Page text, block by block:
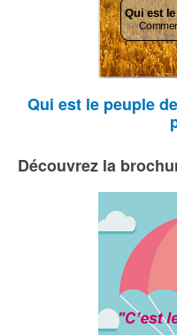
Qui est le peuple
Découvrez la